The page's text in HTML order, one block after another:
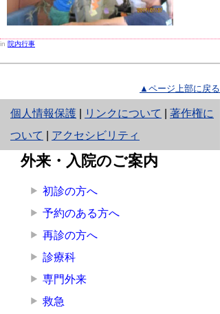
in 院内行事
▲ページ上部に戻る
個人情報保護
と
り
ネ
リンクについて
著作権に
ついて
アクセシビリティ
外来・入院のご案内
初診の方へ
予約のある方へ
再診の方へ
診療科
専門外来
救急